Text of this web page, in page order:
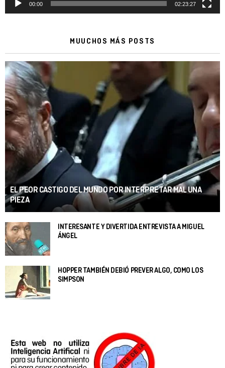
00:00 02:23:27
MUUCHOS MÁS POSTS
EL PEOR CASTIGO DEL MUNDO POR INTERPRETAR MAL UNA
PIEZA
INTERESANTE Y DIVERTIDA ENTREVISTA A MIGUEL
ÁNGEL
HOPPER TAMBIÉN DEBIÓ PREVER ALGO, COMO LOS
SIMPSON